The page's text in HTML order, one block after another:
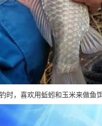
时，喜欢用蚯蚓和玉米来做鱼